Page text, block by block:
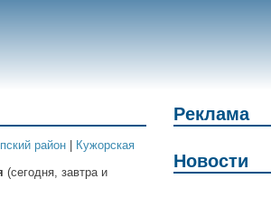
район
Кужорская
(сегодня, завтра и
Реклама
Новости